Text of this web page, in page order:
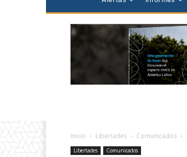
Inicio Libertades Comunicados
Libertades Comunicados